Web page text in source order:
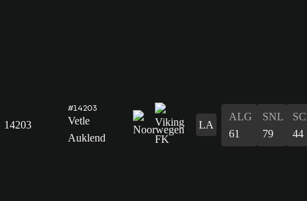
14203
#14203
Vetle
Auklend
LA
ALG
61
SNL
79
44